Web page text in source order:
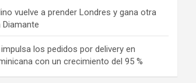
vuelve a prender Londres y gana otra
Diamante
los pedidos por delivery en
con un crecimiento del 95 %